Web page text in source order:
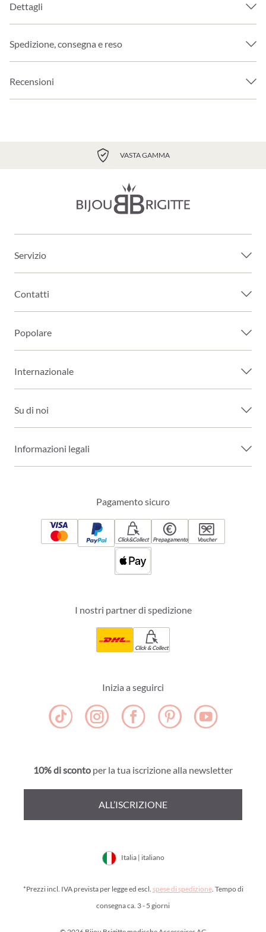
Dettagli
Spedizione, consegna e reso
Recensioni
VASTA GAMMA
Servizio
Contatti
Popolare
Internazionale
Su di noi
Informazioni legali
Pagamento sicuro
Click&Collect Prepagamento Voucher
I nostri partner di spedizione
Click & Collect
Inizia a seguirci
10% di sconto per la tua iscrizione alla newsletter
ALL’ISCRIZIONE
Italia | italiano
*Prezzi incl. IVA prevista per legge ed escl. spese di spedizione. Tempo di
consegna ca. 3 - 5 giorni